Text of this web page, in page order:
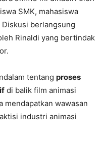
SMK, mahasiswa
Diskusi berlangsung
Rinaldi yang bertindak
tentang proses
di balik film animasi
mendapatkan wawasan
industri animasi